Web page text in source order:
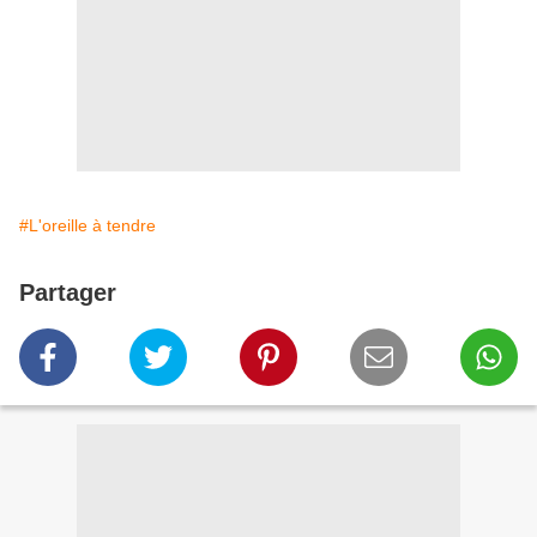
#L'oreille à tendre
Partager